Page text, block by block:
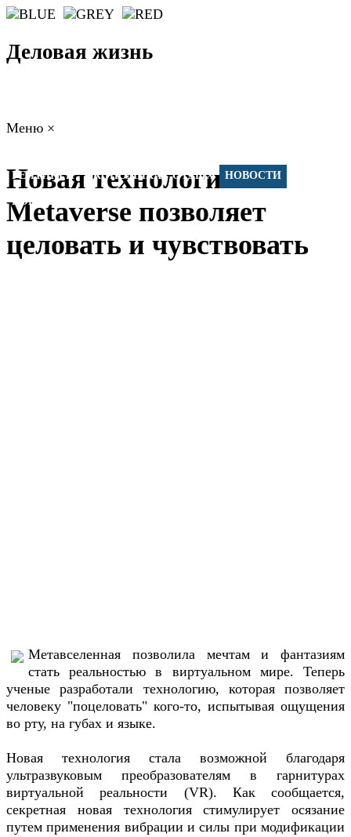
Деловая жизнь
Меню ×
РЕЙТИНГИ ЭКОНОМИКА ОТДЫХ НОВОСТИ
КОНСУЛЬТАНТЫ
Новая технология
Metaverse позволяет
целовать и чувствовать
Метавселенная позволила мечтам и фантазиям
стать реальностью в виртуальном мире. Теперь
ученые разработали технологию, которая позволяет
человеку "поцеловать" кого-то, испытывая ощущения
во рту, на губах и языке.
Новая технология стала возможной благодаря
ультразвуковым преобразователям в гарнитурах
виртуальной реальности (VR). Как сообщается,
секретная новая технология стимулирует осязание
путем применения вибрации и силы при модификации